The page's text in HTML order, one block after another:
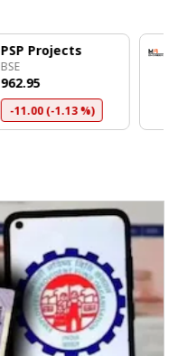
PSP Projects
BSE
₹962.95
-11.00 (-1.13 %)